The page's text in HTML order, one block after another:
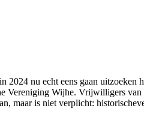
nu echt eens gaan
Vereniging Wijhe. Vrijwilligers
maar is niet verplicht: